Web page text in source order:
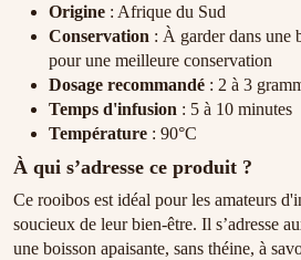
Origine : Afrique du Sud
Conservation : À garder dans une
pour une meilleure conservation
Dosage recommandé : 2 à 3
Temps d'infusion : 5 à 10 minutes
Température : 90°C
À qui s’adresse ce produit ?
Ce rooibos est idéal pour les amateurs
soucieux de leur bien-être. Il s’adresse
une boisson apaisante, sans théine, à